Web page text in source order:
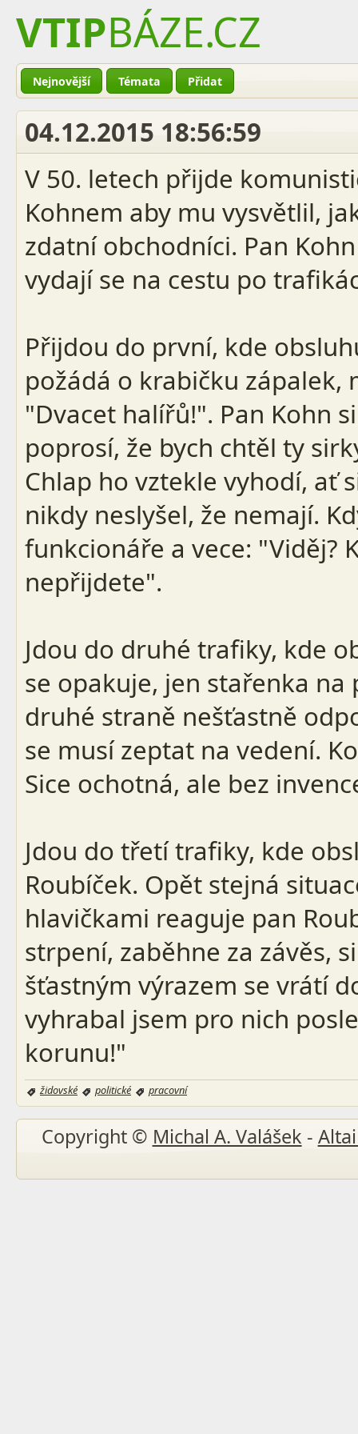
VTIPBÁZE.CZ
Nejnovější Témata Přidat
04.12.2015 18:56:59
V 50. letech přijde
Kohnem aby mu vysvětlil,
zdatní obchodníci. Pan
vydají se na cestu po
Přijdou do první, kde
požádá o krabičku zápalek,
"Dvacet halířů!". Pan Kohn
poprosí, že bych chtěl ty
Chlap ho vztekle vyhodí, ať
nikdy neslyšel, že nemají.
funkcionáře a vece: "Viděj?
nepřijdete".
Jdou do druhé trafiky, kde
se opakuje, jen stařenka
druhé straně nešťastně
se musí zeptat na vedení.
Sice ochotná, ale bez
Jdou do třetí trafiky, kde
Roubíček. Opět stejná
hlavičkami reaguje pan
strpení, zaběhne za závěs,
šťastným výrazem se vrátí
vyhrabal jsem pro nich
korunu!"
židovské politické pracovní
Copyright © Michal A. Valášek -